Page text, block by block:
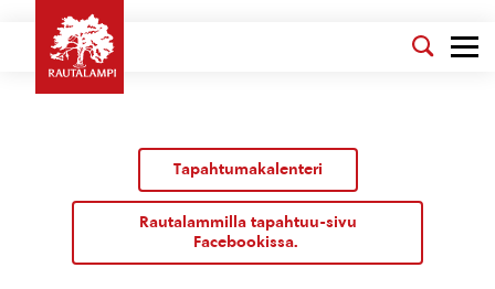
Tapahtumakalenteri
Rautalammilla tapahtuu-sivu
Facebookissa.